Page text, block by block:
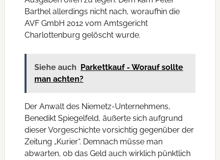
Barthel allerdings nicht nach, woraufhin die
AVF GmbH 2012 vom Amtsgericht
Charlottenburg gelöscht wurde.
Siehe auch Parkettkauf - Worauf sollte
man achten?
Der Anwalt des Niemetz-Unternehmens,
Benedikt Spiegelfeld, äußerte sich aufgrund
dieser Vorgeschichte vorsichtig gegenüber der
Zeitung „Kurier“. Demnach müsse man
abwarten, ob das Geld auch wirklich pünktlich